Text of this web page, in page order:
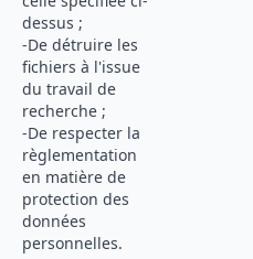
dessus ;
-De détruire les
fichiers à l'issue
du travail de
recherche ;
-De respecter la
règlementation
en matière de
protection des
données
personnelles.